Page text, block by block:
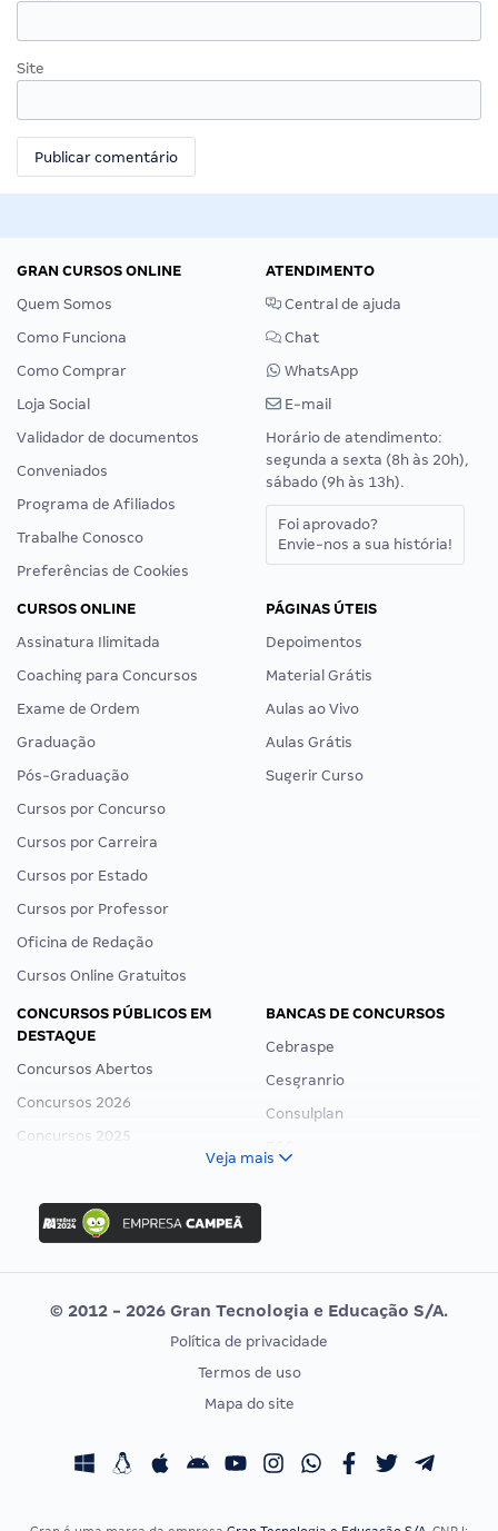
Site
GRAN CURSOS ONLINE
Quem Somos
Como Funciona
Como Comprar
Loja Social
Validador de documentos
Conveniados
Programa de Afiliados
Trabalhe Conosco
Preferências de Cookies
ATENDIMENTO
Central de ajuda
Chat
WhatsApp
E-mail
Horário de atendimento:
segunda a sexta (8h às 20h),
sábado (9h às 13h).
Foi aprovado?
Envie-nos a sua história!
CURSOS ONLINE
Assinatura Ilimitada
Coaching para Concursos
Exame de Ordem
Graduação
Pós-Graduação
Cursos por Concurso
Cursos por Carreira
Cursos por Estado
Cursos por Professor
Oficina de Redação
Cursos Online Gratuitos
PÁGINAS ÚTEIS
Depoimentos
Material Grátis
Aulas ao Vivo
Aulas Grátis
Sugerir Curso
CONCURSOS PÚBLICOS EM
DESTAQUE
Concursos Abertos
Concursos 2026
Concursos 2025
Concurso Ibama
Concurso MPU
Editais publicados
BANCAS DE CONCURSOS
Cebraspe
Cesgranrio
Consulplan
Vunesp
CONCURSOS POR PROFISSÃO
Concursos Fiscais
EXAME DE ORDEM
Calendário OAB
Veja mais
© 2012 - 2026 Gran Tecnologia e Educação S/A.
Política de privacidade
Termos de uso
Mapa do site